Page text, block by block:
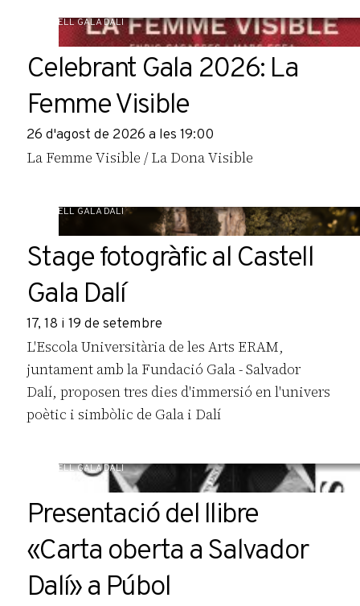
CASTELL GALA DALÍ
Celebrant Gala 2026: La
Femme Visible
26 d'agost de 2026 a les 19:00
La Femme Visible / La Dona Visible
CASTELL GALA DALÍ
Stage fotogràfic al Castell
Gala Dalí
17, 18 i 19 de setembre
L'Escola Universitària de les Arts ERAM,
juntament amb la Fundació Gala - Salvador
Dalí, proposen tres dies d'immersió en l'univers
poètic i simbòlic de Gala i Dalí
CASTELL GALA DALÍ
Presentació del llibre
«Carta oberta a Salvador
Dalí» a Púbol